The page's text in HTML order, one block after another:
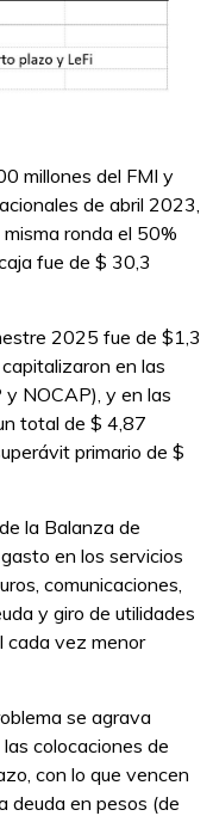
millones del FMI y
de abril 2023,
ronda el 50%
fue de $ 30,3
2025 fue de $1,3
en las
NOCAP), y en las
total de $ 4,87
primario de $
la Balanza de
en los servicios
comunicaciones,
y giro de utilidades
cada vez menor
se agrava
colocaciones de
con lo que vencen
deuda en pesos (de